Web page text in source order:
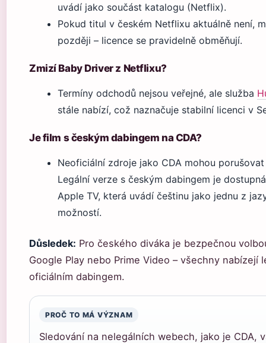
uvádí jako součást katalogu (Netflix).
Pokud titul v českém Netflixu aktuálně není,
později – licence se pravidelně obměňují.
Zmizí Baby Driver z Netflixu?
Termíny odchodů nejsou veřejné, ale služba
stále nabízí, což naznačuje stabilní licenci v
Je film s českým dabingem na CDA?
Neoficiální zdroje jako CDA mohou
Legální verze s českým dabingem je
Apple TV, která uvádí češtinu jako jednu z
možností.
Důsledek: Pro českého diváka je bezpečnou
Google Play nebo Prime Video – všechny nabízejí
oficiálním dabingem.
PROČ TO MÁ VÝZNAM
Sledování na nelegálních webech, jako je CDA,